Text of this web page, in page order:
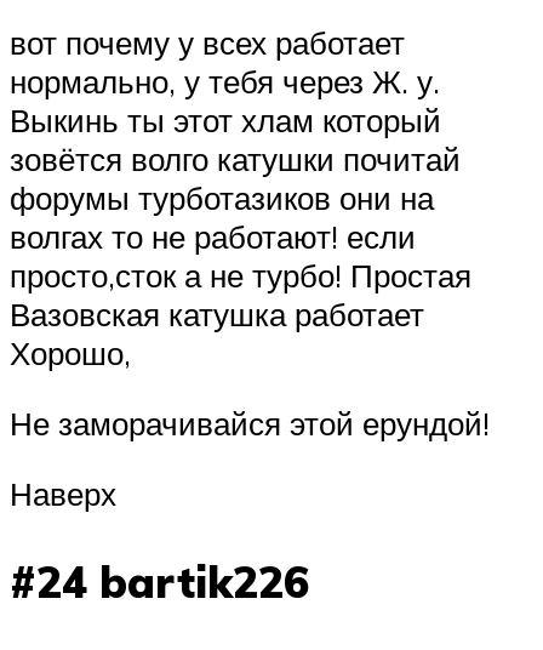
вот почему у всех работает
нормально, у тебя через Ж. у.
Выкинь ты этот хлам который
зовётся волго катушки почитай
форумы турботазиков они на
волгах то не работают! если
просто,сток а не турбо! Простая
Вазовская катушка работает
Хорошо,
Не заморачивайся этой ерундой!
Наверх
#24 bartik226